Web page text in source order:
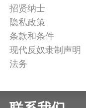
招贤纳士
隐私政策
条款和条件
现代反奴隶制声明
法务